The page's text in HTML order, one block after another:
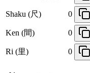
Shaku (尺) 0
Ken (間) 0
Ri (里) 0